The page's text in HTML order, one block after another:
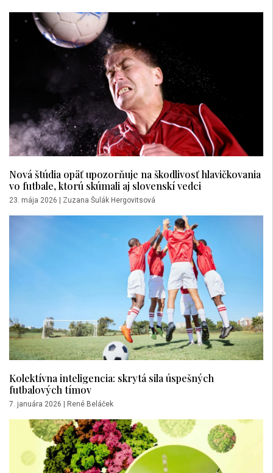
Nová štúdia opäť upozorňuje na škodlivosť hlavičkovania
vo futbale, ktorú skúmali aj slovenskí vedci
23. mája 2026 Zuzana Šulák Hergovitsová
Kolektívna inteligencia: skrytá sila úspešných
futbalových tímov
7. januára 2026 | René Beláček